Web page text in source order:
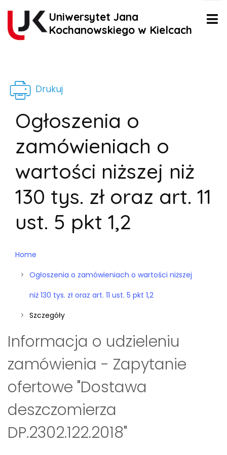
Uniwersytet Jana
Kochanowskiego w Kielcach
Drukuj
Ogłoszenia o
zamówieniach o
wartości niższej niż
130 tys. zł oraz art. 11
ust. 5 pkt 1,2
Home
Ogłoszenia o zamówieniach o wartości niższej
niż 130 tys. zł oraz art. 11 ust. 5 pkt 1,2
Szczegóły
Informacja o udzieleniu
zamówienia - Zapytanie
ofertowe "Dostawa
deszczomierza
DP.2302.122.2018"